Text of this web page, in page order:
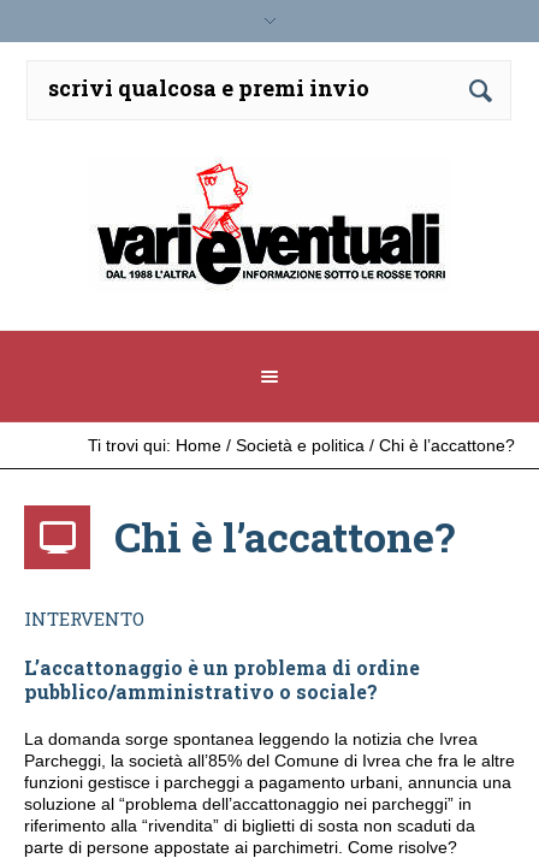
Ti trovi qui: Home / Società e politica / Chi è l’accattone?
Chi è l’accattone?
INTERVENTO
L’accattonaggio è un problema di ordine
pubblico/amministrativo o sociale?
La domanda sorge spontanea leggendo la notizia che Ivrea
Parcheggi, la società all’85% del Comune di Ivrea che fra le altre
funzioni gestisce i parcheggi a pagamento urbani, annuncia una
soluzione al “problema dell’accattonaggio nei parcheggi” in
riferimento alla “rivendita” di biglietti di sosta non scaduti da
parte di persone appostate ai parchimetri. Come risolve?